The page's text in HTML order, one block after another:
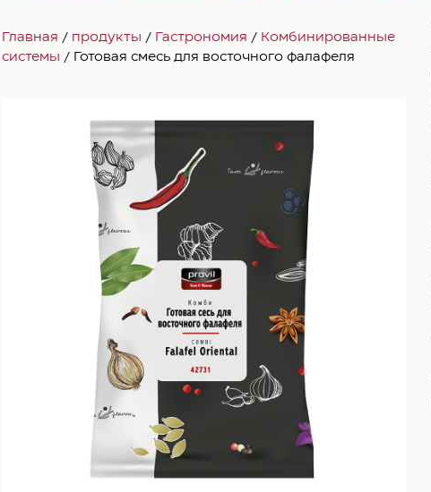
Главная / продукты / Гастрономия / Комбинированные
системы / Готовая смесь для восточного фалафеля